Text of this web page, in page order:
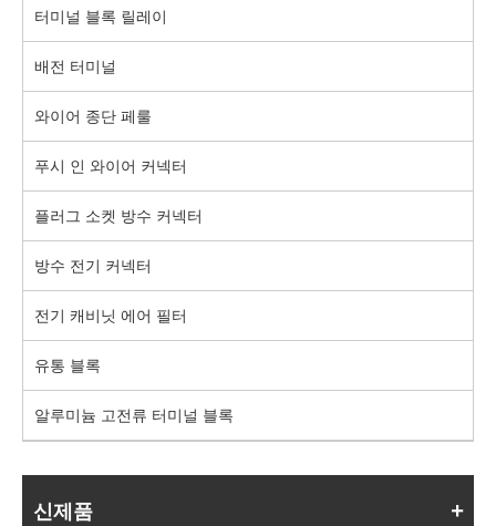
터미널 블록 릴레이
배전 터미널
와이어 종단 페룰
푸시 인 와이어 커넥터
플러그 소켓 방수 커넥터
방수 전기 커넥터
전기 캐비닛 에어 필터
유통 블록
알루미늄 고전류 터미널 블록
신제품